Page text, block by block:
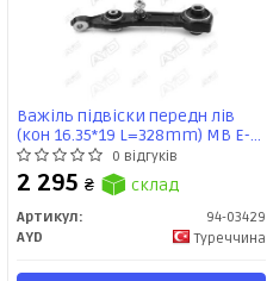
Важіль підвіски передн лів
(кон 16.35*19 L=328mm) MB E-
CLASS (W211) (-09), SL (R230) (-12),
CLS (C219) (-11) (94-03429) AYD
0 відгуків
2 295 ₴ склад
Артикул:
94-03429
AYD
Туреччина